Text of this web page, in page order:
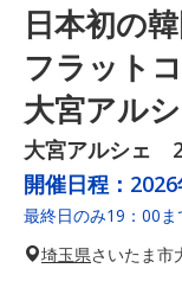
日本初の
フラット
大宮アル
大宮アルシェ
開催日程：
最終日のみ19：00ま
埼玉県さいたま市